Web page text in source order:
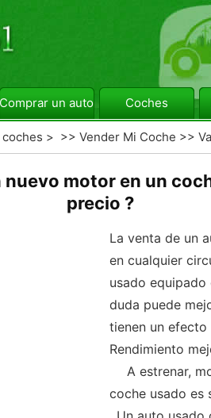
Comprar un automóvil Coches
coches > >> Vender Mi Coche >>
motor en un
precio ?
La venta de un
en cualquier
usado
duda puede
tienen un
Rendimiento
A estrenar,
coche usado es